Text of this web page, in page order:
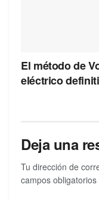
El método de
eléctrico
Deja una
Tu dirección de
campos